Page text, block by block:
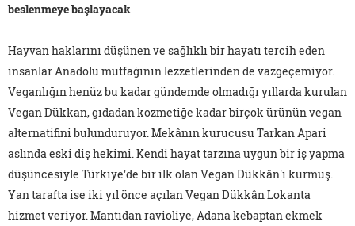
beslenmeye başlayacak
Hayvan haklarını düşünen ve sağlıklı bir hayatı tercih eden
insanlar Anadolu mutfağının lezzetlerinden de vazgeçemiyor.
Veganlığın henüz bu kadar gündemde olmadığı yıllarda kurulan
Vegan Dükkan, gıdadan kozmetiğe kadar birçok ürünün vegan
alternatifini bulunduruyor. Mekânın kurucusu Tarkan Apari
aslında eski diş hekimi. Kendi hayat tarzına uygun bir iş yapma
düşüncesiyle Türkiye'de bir ilk olan Vegan Dükkân'ı kurmuş.
Yan tarafta ise iki yıl önce açılan Vegan Dükkân Lokanta
hizmet veriyor. Mantıdan ravioliye, Adana kebaptan ekmek